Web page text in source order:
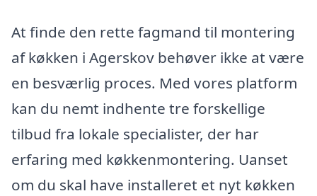
At finde den rette fagmand til montering
af køkken i Agerskov behøver ikke at være
en besværlig proces. Med vores platform
kan du nemt indhente tre forskellige
tilbud fra lokale specialister, der har
erfaring med køkkenmontering. Uanset
om du skal have installeret et nyt køkken